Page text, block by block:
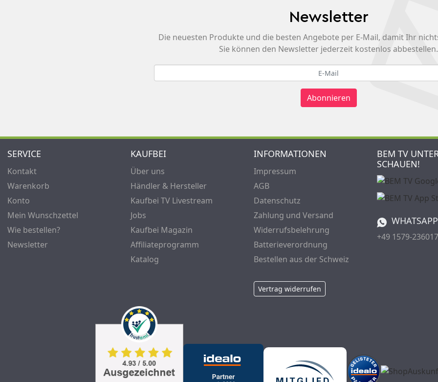
Newsletter
Die neuesten Produkte und die besten Angebote per E-Mail, damit Ihr
Sie können den Newsletter jederzeit kostenlos abbestellen.
Abonnieren
SERVICE
Kontakt
Warenkorb
Konto
Mein Wunschzettel
Wie bestellen?
Newsletter
KAUFBEI
Über uns
Händler & Hersteller
Kaufbei TV Livestream
Jobs
Kaufbei Magazin
Affiliateprogramm
Katalog
INFORMATIONEN
Impressum
AGB
Datenschutz
Zahlung und Versand
Widerrufsbelehrung
Batterieverordnung
Bestellen aus der Schweiz
Vertrag widerrufen
BEM TV
SCHAUEN!
WHATSAPP
+49 1579-